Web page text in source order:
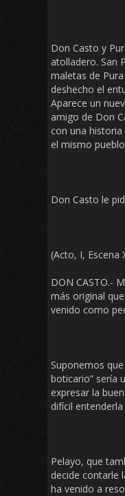
Don Casto y
atolladero. San
maletas de
deshecho el
Aparece un
amigo de Don
con una
el mismo
Don Casto le
(Acto, I, Escena
DON CASTO.-
más original
venido como
Suponemos
boticario” sería
expresar la
difícil
Pelayo, que
decide contarle
ha venido a